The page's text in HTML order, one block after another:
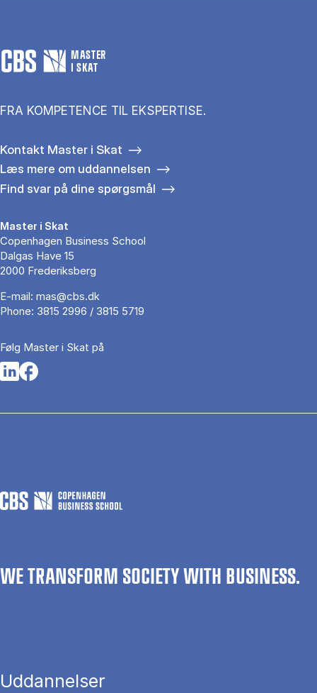
MASTER
I SKAT
FRA KOMPETENCE TIL EKSPERTISE.
Kontakt Master i Skat
Læs mere om uddannelsen
Find svar på dine spørgsmål
Master i Skat
Copenhagen Business School
Dalgas Have 15
2000 Frederiksberg
E-mail: mas@cbs.dk
Phone: 3815 2996 / 3815 5719
Følg Master i Skat på
Opens in a new tab
Opens in a new tab
WE TRANSFORM SOCIETY WITH BUSINESS.
Uddannelser